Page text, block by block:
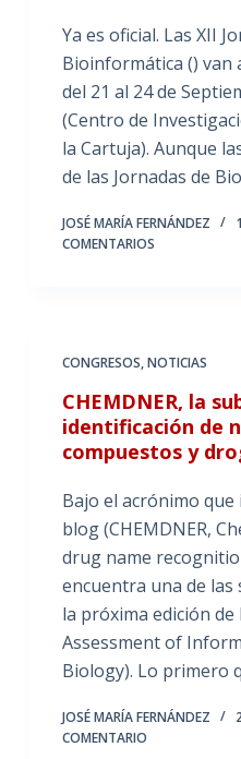
Ya es oficial. Las XII
Bioinformática () van
del 21 al 24 de
(Centro de
la Cartuja). Aunque
de las Jornadas de
JOSÉ MARÍA FERNÁNDEZ
COMENTARIOS
CONGRESOS,NOTICIAS
CHEMDNER, la
identificación de
compuestos y
Bajo el acrónimo
blog (CHEMDNER,
drug name
encuentra una de las
la próxima edición de
Assessment of
Biology). Lo primero
JOSÉ MARÍA FERNÁNDEZ
COMENTARIO